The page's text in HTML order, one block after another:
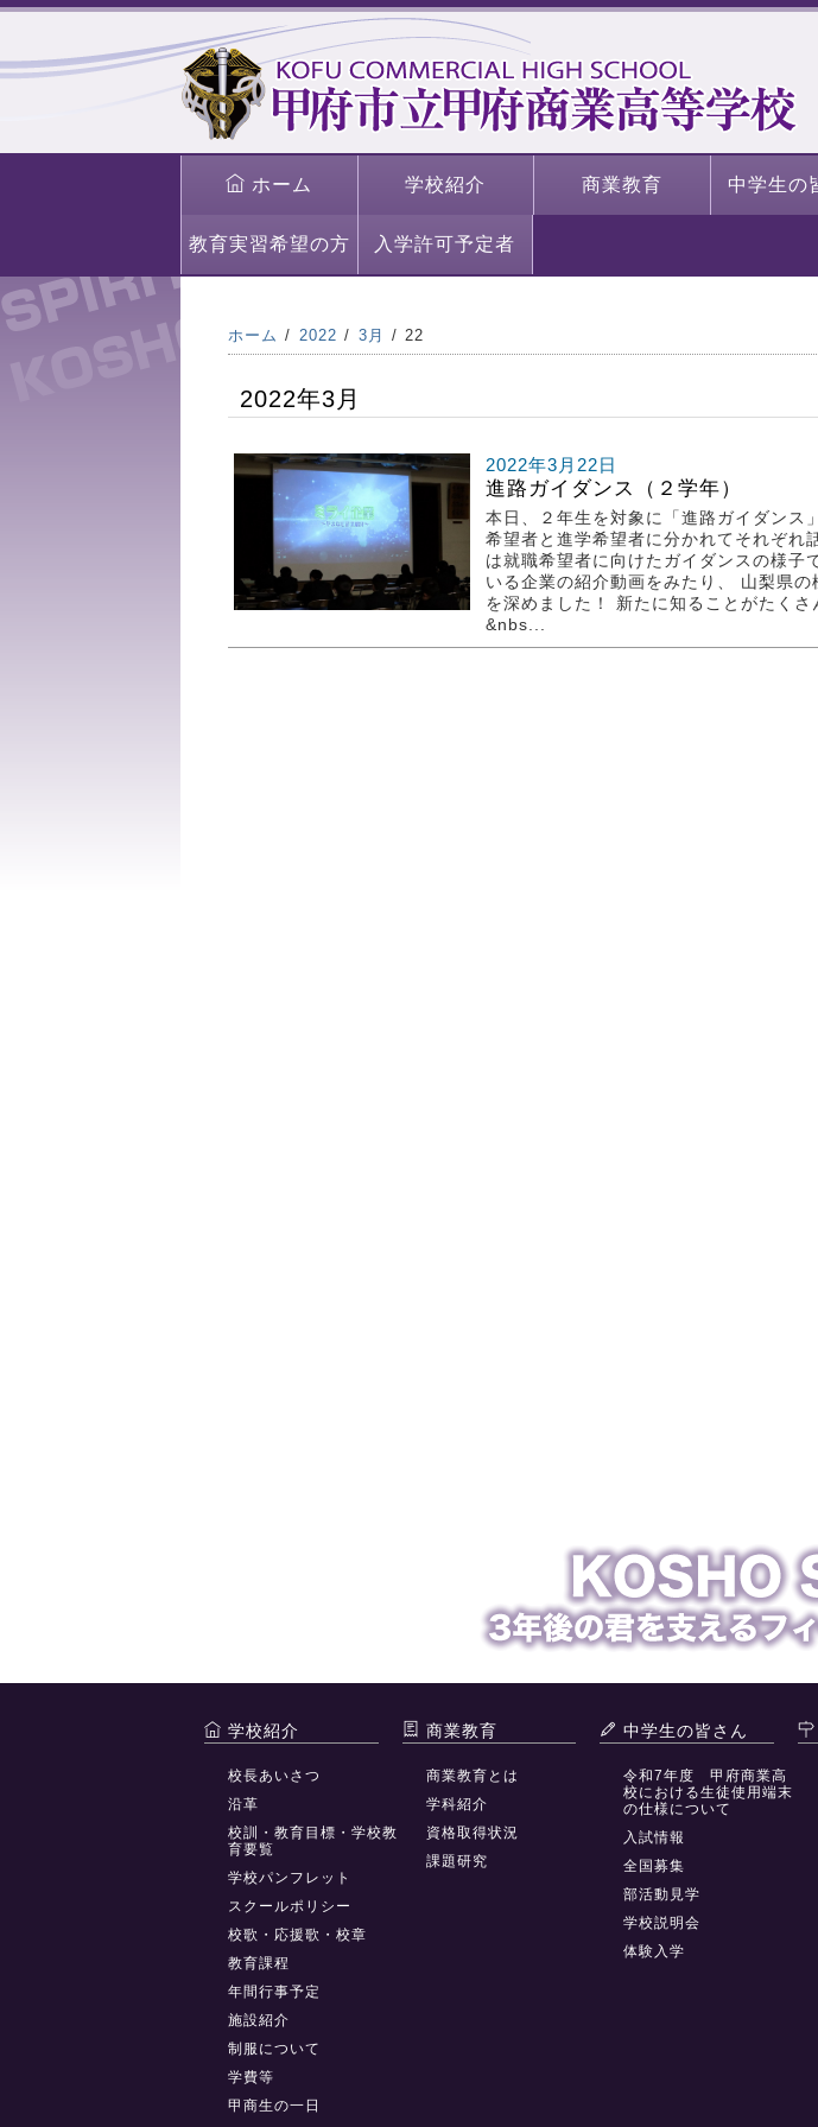
ホーム 学校紹介 商業教育 中学生の
教育実習希望の方 入学許可予定者
ホーム 2022 3月 22
2022年3月
2022年3月22日
進路ガイダンス（２学年）
本日、２年生を対象に「進路ガイダンス
希望者と進学希望者に分かれてそれぞ
は就職希望者に向けたガイダンスの様子
いる企業の紹介動画をみたり、 山梨県
を深めました！ 新たに知ることがたくさ
&nbs...
学校紹介
校長あいさつ
沿革
校訓・教育目標・学校教
育要覧
学校パンフレット
スクールポリシー
校歌・応援歌・校章
教育課程
年間行事予定
施設紹介
制服について
学費等
甲商生の一日
商業教育
商業教育とは
学科紹介
資格取得状況
課題研究
中学生の皆さん
令和7年度 甲府商業高
校における生徒使用端末
の仕様について
入試情報
全国募集
部活動見学
学校説明会
体験入学